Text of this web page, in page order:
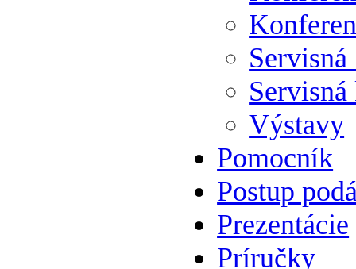
Výstavy
Pomocník
Postup
Prezentácie
Príručky